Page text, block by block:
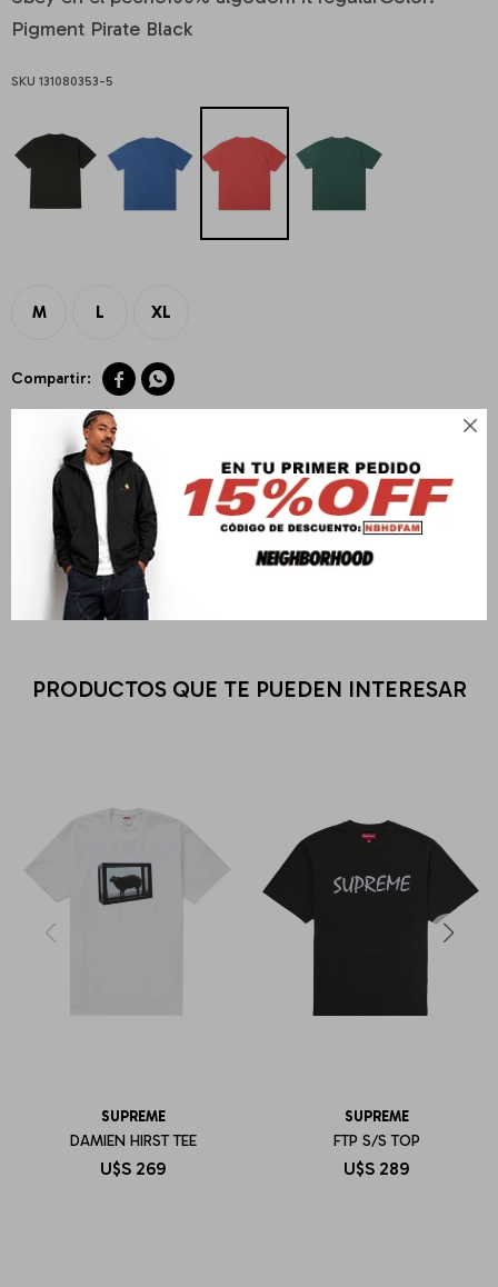

Pigment Pirate Black
131080353-5
M L XL
 
Cambios y Devoluciones
Medios de pago
PRODUCTOS QUE TE PUEDEN INTERESAR
SUPREME
DAMIEN HIRST TEE
U$S 269
SUPREME
FTP S/S TOP
U$S 289